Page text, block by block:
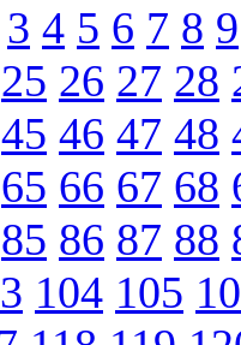
3 4 5 6 7 8 9
25 26 27 28
45 46 47 48
65 66 67 68
85 86 87 88
104 105